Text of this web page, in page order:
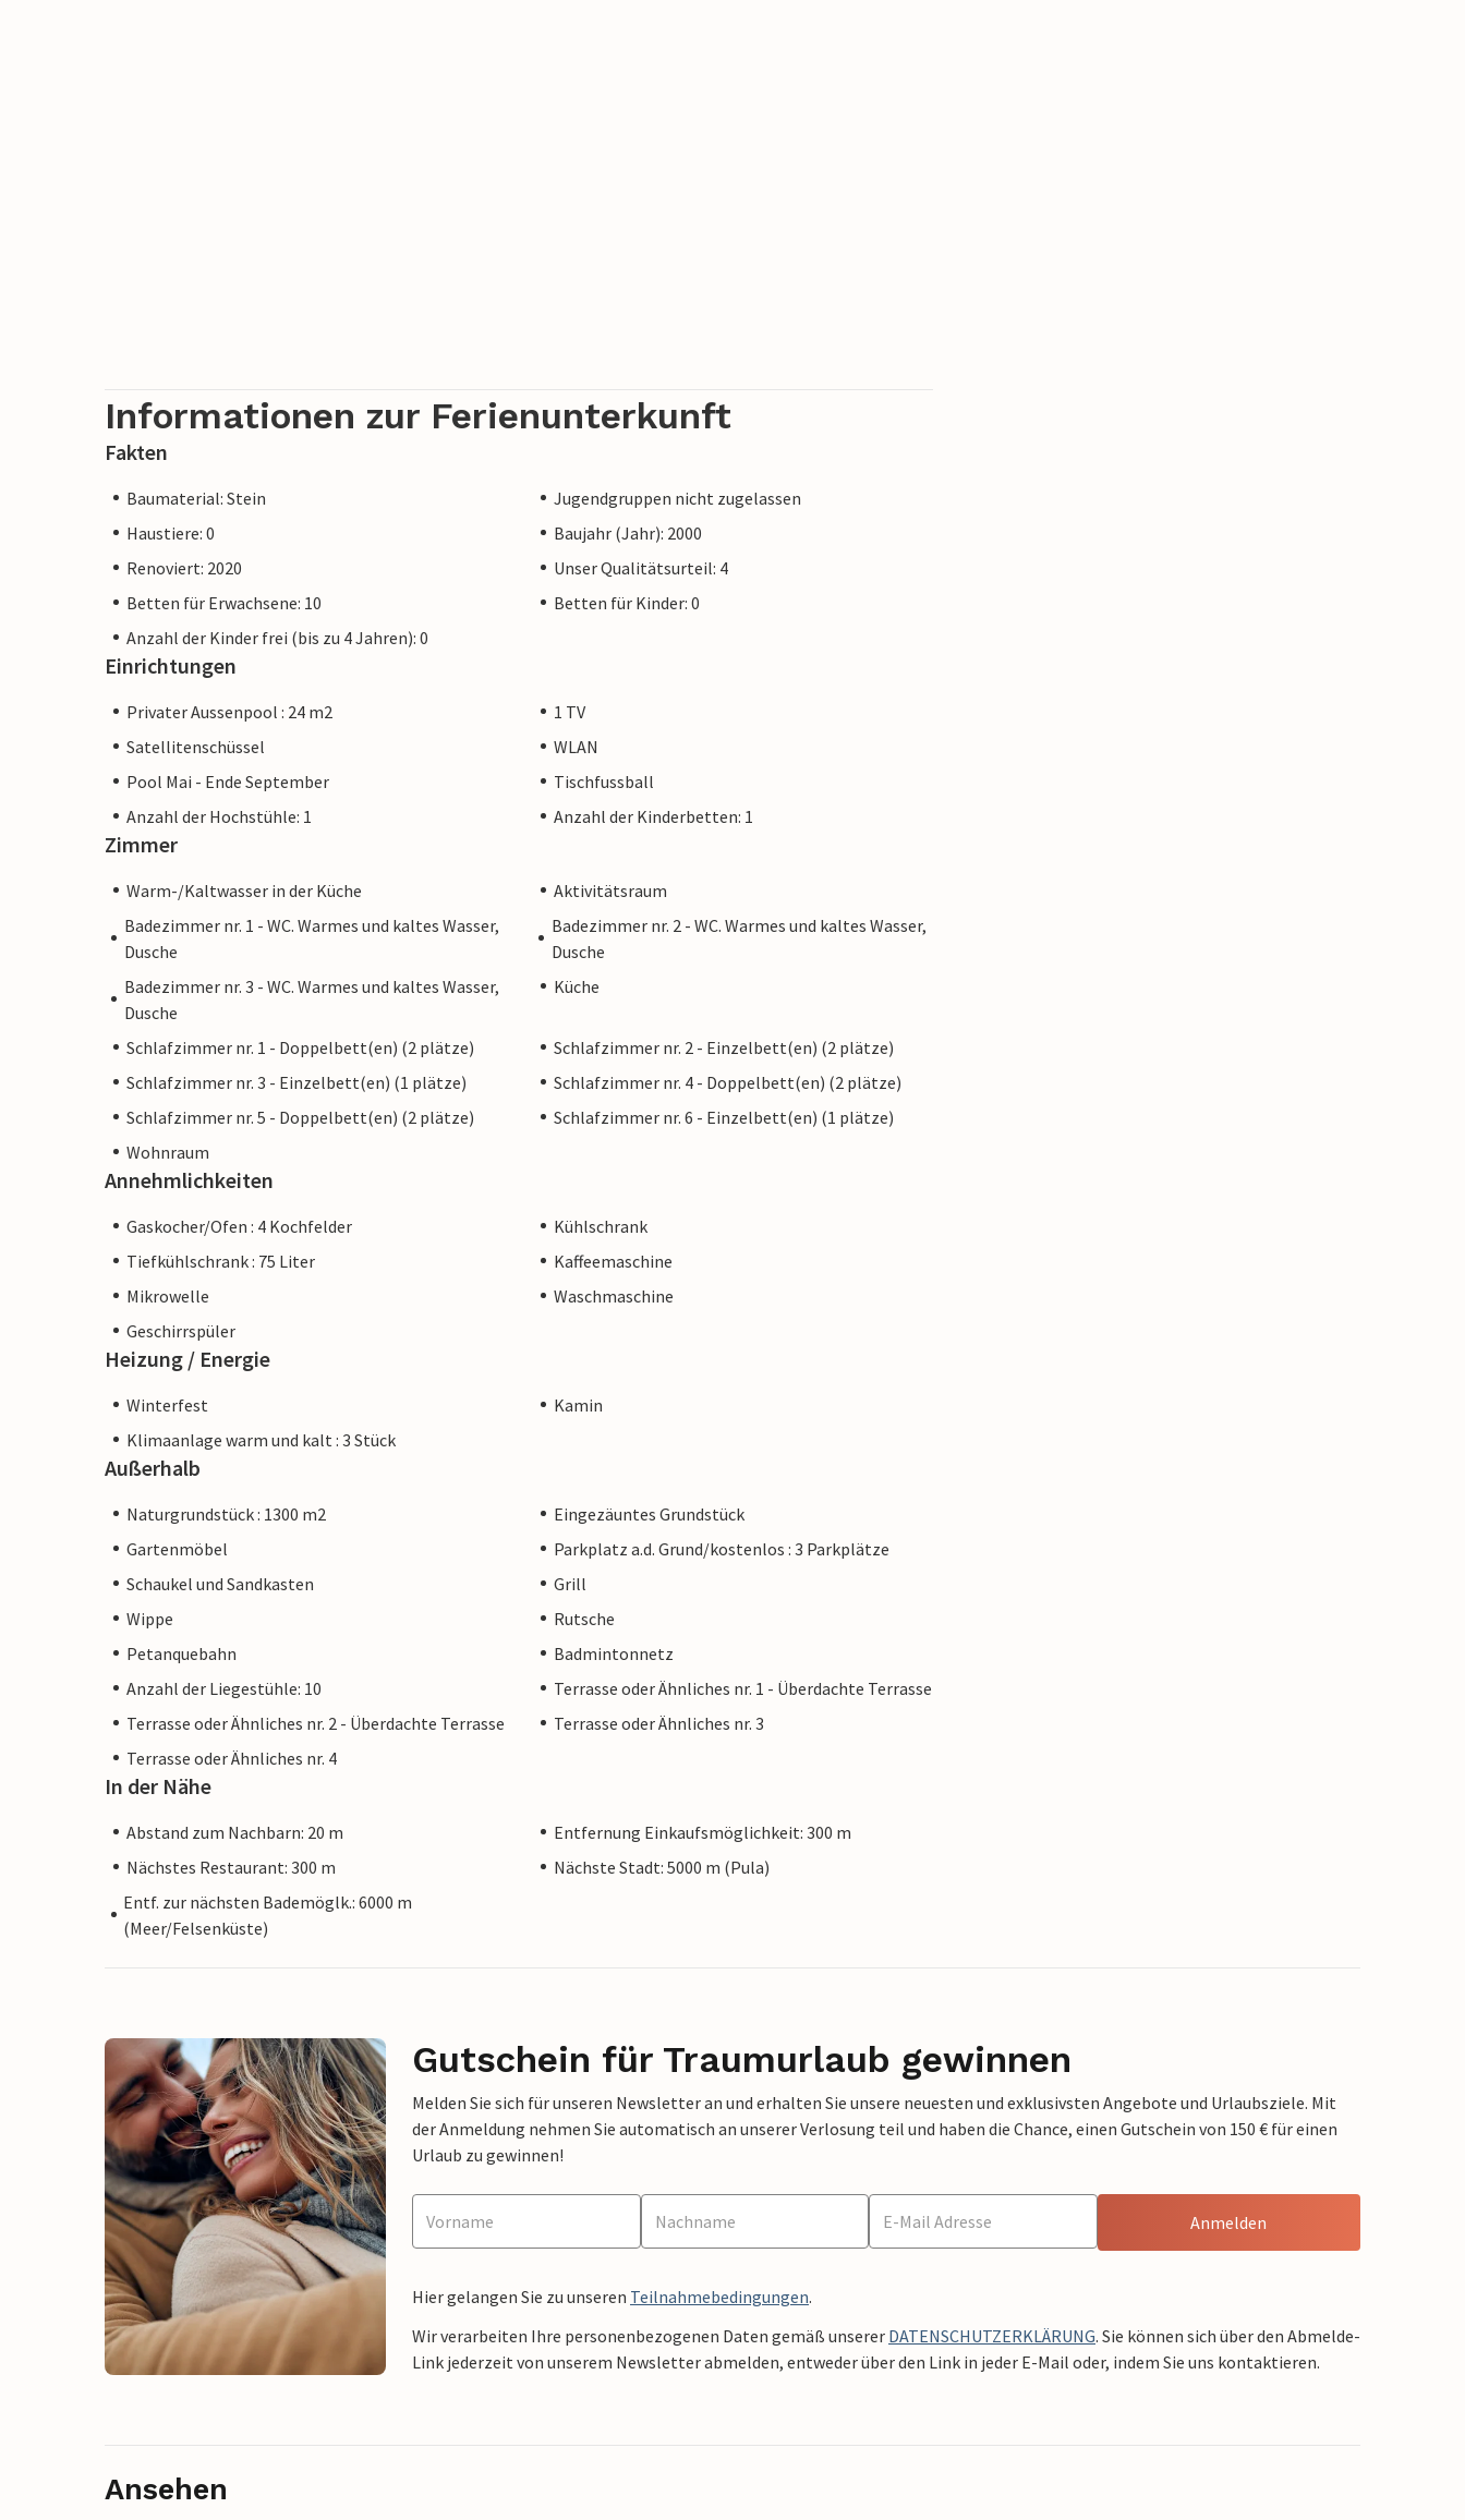
Informationen zur Ferienunterkunft
Fakten
Baumaterial: Stein
Jugendgruppen nicht zugelassen
Haustiere: 0
Baujahr (Jahr): 2000
Renoviert: 2020
Unser Qualitätsurteil: 4
Betten für Erwachsene: 10
Betten für Kinder: 0
Anzahl der Kinder frei (bis zu 4 Jahren): 0
Einrichtungen
Privater Aussenpool : 24 m2
1 TV
Satellitenschüssel
WLAN
Pool Mai - Ende September
Tischfussball
Anzahl der Hochstühle: 1
Anzahl der Kinderbetten: 1
Zimmer
Warm-/Kaltwasser in der Küche
Aktivitätsraum
Badezimmer nr. 1 - WC. Warmes und kaltes Wasser,
Dusche
Badezimmer nr. 2 - WC. Warmes und kaltes Wasser,
Dusche
Badezimmer nr. 3 - WC. Warmes und kaltes Wasser,
Dusche
Küche
Schlafzimmer nr. 1 - Doppelbett(en) (2 plätze)
Schlafzimmer nr. 2 - Einzelbett(en) (2 plätze)
Schlafzimmer nr. 3 - Einzelbett(en) (1 plätze)
Schlafzimmer nr. 4 - Doppelbett(en) (2 plätze)
Schlafzimmer nr. 5 - Doppelbett(en) (2 plätze)
Schlafzimmer nr. 6 - Einzelbett(en) (1 plätze)
Wohnraum
Annehmlichkeiten
Gaskocher/Ofen : 4 Kochfelder
Kühlschrank
Tiefkühlschrank : 75 Liter
Kaffeemaschine
Mikrowelle
Waschmaschine
Geschirrspüler
Heizung / Energie
Winterfest
Kamin
Klimaanlage warm und kalt : 3 Stück
Außerhalb
Naturgrundstück : 1300 m2
Eingezäuntes Grundstück
Gartenmöbel
Parkplatz a.d. Grund/kostenlos : 3 Parkplätze
Schaukel und Sandkasten
Grill
Wippe
Rutsche
Petanquebahn
Badmintonnetz
Anzahl der Liegestühle: 10
Terrasse oder Ähnliches nr. 1 - Überdachte Terrasse
Terrasse oder Ähnliches nr. 2 - Überdachte Terrasse
Terrasse oder Ähnliches nr. 3
Terrasse oder Ähnliches nr. 4
In der Nähe
Abstand zum Nachbarn: 20 m
Entfernung Einkaufsmöglichkeit: 300 m
Nächstes Restaurant: 300 m
Nächste Stadt: 5000 m (Pula)
Entf. zur nächsten Bademöglk.: 6000 m
(Meer/Felsenküste)
Gutschein für Traumurlaub gewinnen
Melden Sie sich für unseren Newsletter an und erhalten Sie unsere neuesten und exklusivsten Angebote und Urlaubsziele. Mit
der Anmeldung nehmen Sie automatisch an unserer Verlosung teil und haben die Chance, einen Gutschein von 150 € für einen
Urlaub zu gewinnen!
Anmelden
Hier gelangen Sie zu unseren Teilnahmebedingungen.
Wir verarbeiten Ihre personenbezogenen Daten gemäß unserer DATENSCHUTZERKLÄRUNG. Sie können sich über den Abmelde-
Link jederzeit von unserem Newsletter abmelden, entweder über den Link in jeder E-Mail oder, indem Sie uns kontaktieren.
Ansehen